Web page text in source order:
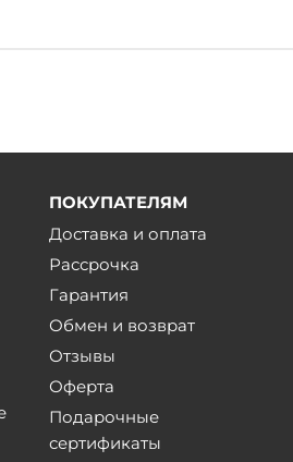
ПОКУПАТЕЛЯМ
Доставка и оплата
Рассрочка
Гарантия
Обмен и возврат
Отзывы
Оферта
Подарочные
сертификаты